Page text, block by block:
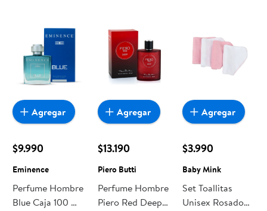
$9.990
Eminence
Perfume Hombre
Blue Caja 100 ml
Agregar
$13.190
Piero Butti
Perfume Hombre
Piero Red Deep
Agregar
$3.990
Baby Mink
Set Toallitas
Unisex Rosado
Agregar